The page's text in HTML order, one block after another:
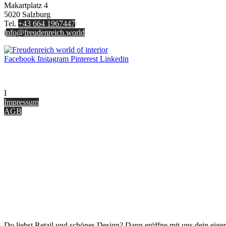
Makartplatz 4
5020 Salzburg
Tel. +43 664 1967447
info@freudenreich.world
Facebook Instagram Pinterest Linkedin
I
Impressum
AGB